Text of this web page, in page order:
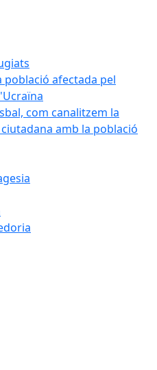
població afectada pel
com canalitzem la
amb la població